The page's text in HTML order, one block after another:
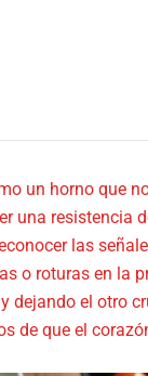
un horno que
una resistencia
las
o roturas en la
dejando el otro
de que el